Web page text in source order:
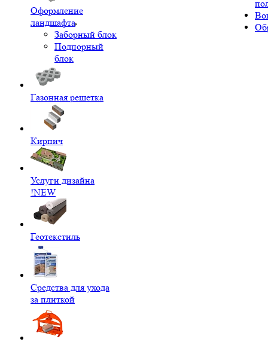
Оформление
ландшафта
Заборный блок
Подпорный
блок
Газонная решетка
Кирпич
Услуги дизайна
!NEW
Геотекстиль
Средства для ухода
за плиткой